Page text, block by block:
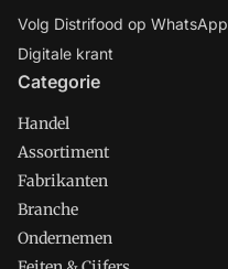
Volg Distrifood op WhatsApp
Digitale krant
Categorie
Handel
Assortiment
Fabrikanten
Branche
Ondernemen